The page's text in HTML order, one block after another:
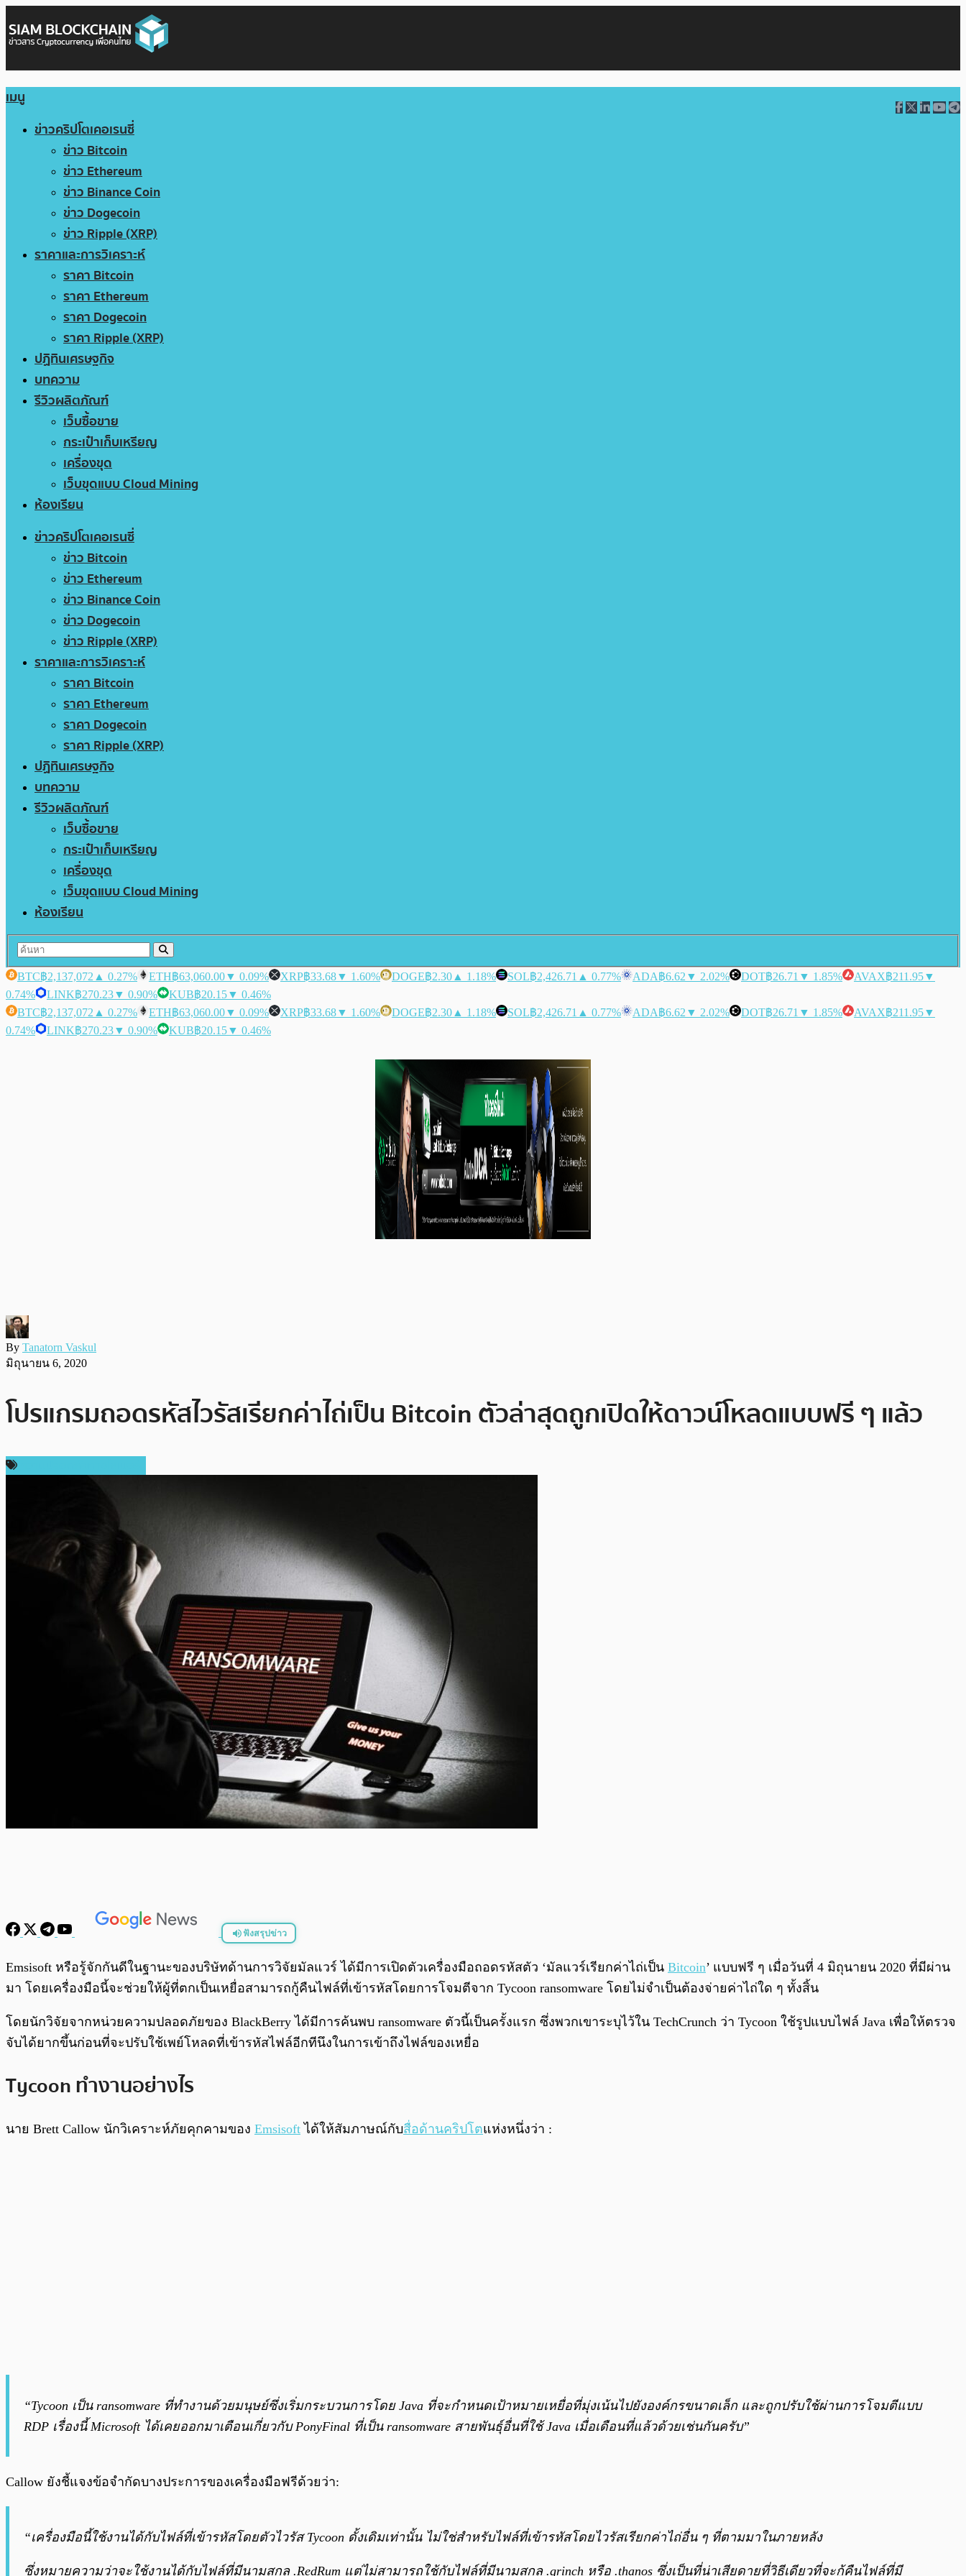
เมนู
ข่าวคริปโตเคอเรนซี่
ข่าว Bitcoin
ข่าว Ethereum
ข่าว Binance Coin
ข่าว Dogecoin
ข่าว Ripple (XRP)
ราคาและการวิเคราะห์
ราคา Bitcoin
ราคา Ethereum
ราคา Dogecoin
ราคา Ripple (XRP)
ปฏิทินเศรษฐกิจ
บทความ
รีวิวผลิตภัณฑ์
เว็บซื้อขาย
กระเป๋าเก็บเหรียญ
เครื่องขุด
เว็บขุดแบบ Cloud Mining
ห้องเรียน
ข่าวคริปโตเคอเรนซี่
ข่าว Bitcoin
ข่าว Ethereum
ข่าว Binance Coin
ข่าว Dogecoin
ข่าว Ripple (XRP)
ราคาและการวิเคราะห์
ราคา Bitcoin
ราคา Ethereum
ราคา Dogecoin
ราคา Ripple (XRP)
ปฏิทินเศรษฐกิจ
บทความ
รีวิวผลิตภัณฑ์
เว็บซื้อขาย
กระเป๋าเก็บเหรียญ
เครื่องขุด
เว็บขุดแบบ Cloud Mining
ห้องเรียน
BTC฿2,137,072 ▲ 0.27% ETH฿63,060.00▼ 0.09% XRP฿33.68▼ 1.60% DOGE฿2.30 ▲ 1.18% SOL฿2,426.71 ▲ 0.77% ADA฿6.62 ▼ 2.02% DOT฿26.71 ▼ 1.85% AVAX฿211.95▼
0.74%
LINK฿270.23▼ 0.90% KUB฿20.15▼ 0.46%
BTC฿2,137,072 ▲ 0.27% ETH฿63,060.00▼ 0.09% XRP฿33.68▼ 1.60% DOGE฿2.30 ▲ 1.18% SOL฿2,426.71 ▲ 0.77% ADA฿6.62 ▼ 2.02% DOT฿26.71 ▼ 1.85% AVAX฿211.95▼
0.74%
LINK฿270.23▼ 0.90% KUB฿20.15▼ 0.46%
By Tanatorn Vaskul
มิถุนายน 6, 2020
โปรแกรมถอดรหัสไวรัสเรียกค่าไถ่เป็น Bitcoin ตัวล่าสุดถูกเปิดให้ดาวน์โหลดแบบฟรี ๆ แล้ว
ฟังสรุปข่าว
พร้อมเล่น / 0:00
Emsisoft หรือรู้จักกันดีในฐานะของบริษัทด้านการวิจัยมัลแวร์ ได้มีการเปิดตัวเครื่องมือถอดรหัสตัว ‘มัลแวร์เรียกค่าไถ่เป็น Bitcoin’ แบบฟรี ๆ เมื่อวันที่ 4 มิถุนายน 2020 ที่มีผ่าน
มา โดยเครื่องมือนี้จะช่วยให้ผู้ที่ตกเป็นเหยื่อสามารถกู้คืนไฟล์ที่เข้ารหัสโดยการโจมตีจาก Tycoon ransomware โดยไม่จำเป็นต้องจ่ายค่าไถ่ใด ๆ ทั้งสิ้น
โดยนักวิจัยจากหน่วยความปลอดภัยของ BlackBerry ได้มีการค้นพบ ransomware ตัวนี้เป็นครั้งแรก ซึ่งพวกเขาระบุไว้ใน TechCrunch ว่า Tycoon ใช้รูปแบบไฟล์ Java เพื่อให้ตรวจ
จับได้ยากขึ้นก่อนที่จะปรับใช้เพย์โหลดที่เข้ารหัสไฟล์อีกทีนึงในการเข้าถึงไฟล์ของเหยื่อ
Tycoon ทำงานอย่างไร
นาย Brett Callow นักวิเคราะห์ภัยคุกคามของ Emsisoft ได้ให้สัมภาษณ์กับสื่อด้านคริปโตแห่งหนึ่งว่า :
“Tycoon เป็น ransomware ที่ทำงานด้วยมนุษย์ซึ่งเริ่มกระบวนการโดย Java ที่จะกำหนดเป้าหมายเหยื่อที่มุ่งเน้นไปยังองค์กรขนาดเล็ก และถูกปรับใช้ผ่านการโจมตีแบบ
RDP เรื่องนี้ Microsoft ได้เคยออกมาเตือนเกี่ยวกับ PonyFinal ที่เป็น ransomware สายพันธุ์อื่นที่ใช้ Java เมื่อเดือนที่แล้วด้วยเช่นกันครับ”
Callow ยังชี้แจงข้อจำกัดบางประการของเครื่องมือฟรีด้วยว่า:
“เครื่องมือนี้ใช้งานได้กับไฟล์ที่เข้ารหัสโดยตัวไวรัส Tycoon ดั้งเดิมเท่านั้น ไม่ใช่สำหรับไฟล์ที่เข้ารหัสโดยไวรัสเรียกค่าไถ่อื่น ๆ ที่ตามมาในภายหลัง
ซึ่งหมายความว่าจะใช้งานได้กับไฟล์ที่มีนามสกุล .RedRum แต่ไม่สามารถใช้กับไฟล์ที่มีนามสกุล .grinch หรือ .thanos ซึ่งเป็นที่น่าเสียดายที่วิธีเดียวที่จะกู้คืนไฟล์ที่มี